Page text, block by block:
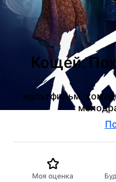
Кощей.
мультфильм,
Моя оценка